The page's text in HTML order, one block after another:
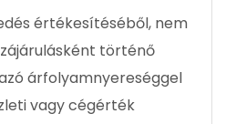
értékesítéséből, nem
történő
árfolyamnyereséggel
vagy cégérték